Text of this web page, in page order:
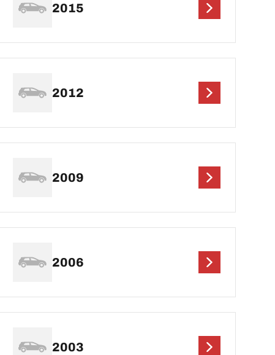
2015
2012
2009
2006
2003